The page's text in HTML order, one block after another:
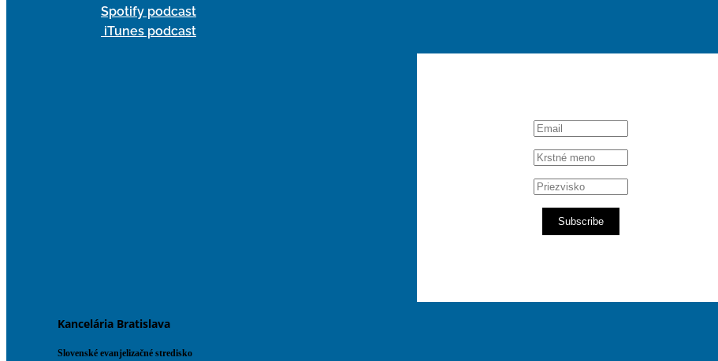
Spotify podcast
iTunes podcast
Subscribe
Kancelária Bratislava
Slovenské evanjelizačné stredisko